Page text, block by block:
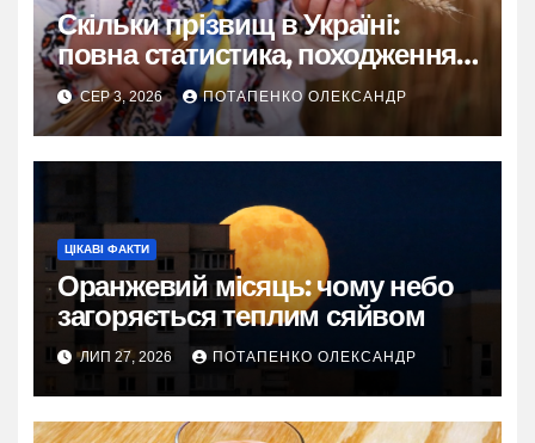
Скільки прізвищ в Україні:
повна статистика, походження
та живі історії
СЕР 3, 2026 ПОТАПЕНКО ОЛЕКСАНДР
ЦІКАВІ ФАКТИ
Оранжевий місяць: чому небо
загоряється теплим сяйвом
ЛИП 27, 2026 ПОТАПЕНКО ОЛЕКСАНДР